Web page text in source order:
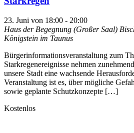
23. Juni von 18:00 - 20:00
Haus der Begegnung (Großer Saal)
Königstein im Taunus
Bürgerinformationsveranstaltung zum
Starkregenereignisse nehmen
unsere Stadt eine wachsende
Veranstaltung ist es, über mögliche
sowie geplante Schutzkonzepte […]
Kostenlos